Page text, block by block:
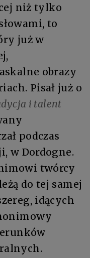
niż tylko
to
już w
obrazy
Pisał już o
i talent
podczas
w Dordogne.
twórcy
do tej samej
idących